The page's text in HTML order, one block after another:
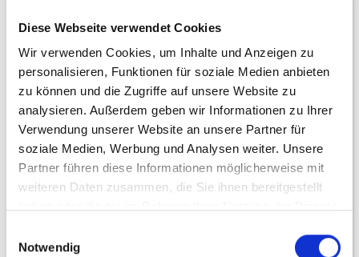
Diese Webseite verwendet Cookies
Wir verwenden Cookies, um Inhalte und Anzeigen zu
personalisieren, Funktionen für soziale Medien anbieten
zu können und die Zugriffe auf unsere Website zu
analysieren. Außerdem geben wir Informationen zu Ihrer
Verwendung unserer Website an unsere Partner für
soziale Medien, Werbung und Analysen weiter. Unsere
Partner führen diese Informationen möglicherweise mit
weiteren Daten zusammen, die Sie ihnen bereitgestellt
Notwendig